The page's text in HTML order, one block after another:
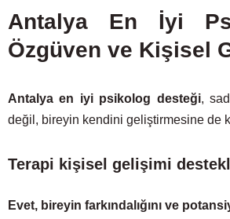
Antalya En İyi
Özgüven ve Kişisel
Antalya en iyi psikolog desteği,
değil, bireyin kendini geliştirmesine de
Terapi kişisel gelişimi
Evet, bireyin farkındalığını ve